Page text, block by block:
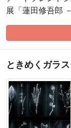
展「蓮田修吾郎
ときめくガラ